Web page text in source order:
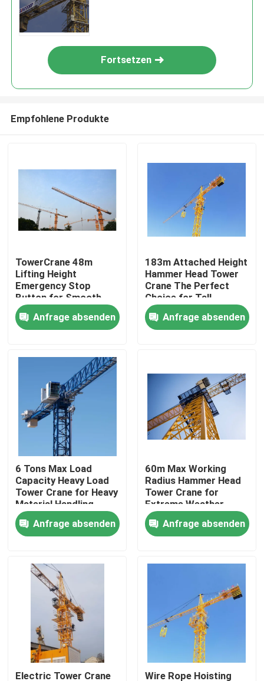
Videos
Über uns
Fabrik Tour
Qualitätskontrolle
Kontakt
Referenzen
Flacher Spitzenturmkran
Hammer-Kopf-Turmkran
Fortsetzen
Empfohlene Produkte
TowerCrane 48m
Lifting Height
Emergency Stop
Button for Smooth
and Safe Construction
Anfrage absenden
183m Attached Height
Hammer Head Tower
Crane The Perfect
Choice for Tall
Structures
Anfrage absenden
6 Tons Max Load
Capacity Heavy Load
Tower Crane for Heavy
Material Handling
Requirements
Anfrage absenden
60m Max Working
Radius Hammer Head
Tower Crane for
Extreme Weather
Conditions
Construction
Anfrage absenden
Electric Tower Crane Wire Rope Hoisting